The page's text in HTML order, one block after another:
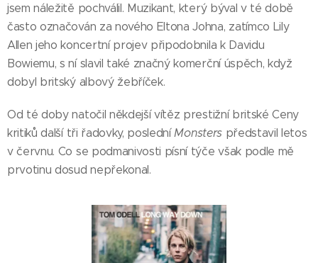
jsem náležitě pochválil. Muzikant, který býval v té době
často označován za nového Eltona Johna, zatímco Lily
Allen jeho koncertní projev připodobnila k Davidu
Bowiemu, s ní slavil také značný komerční úspěch, když
dobyl britský albový žebříček.
Od té doby natočil někdejší vítěz prestižní britské Ceny
kritiků další tři řadovky, poslední Monsterspředstavil letos
v červnu. Co se podmanivosti písní týče však podle mě
prvotinu dosud nepřekonal.